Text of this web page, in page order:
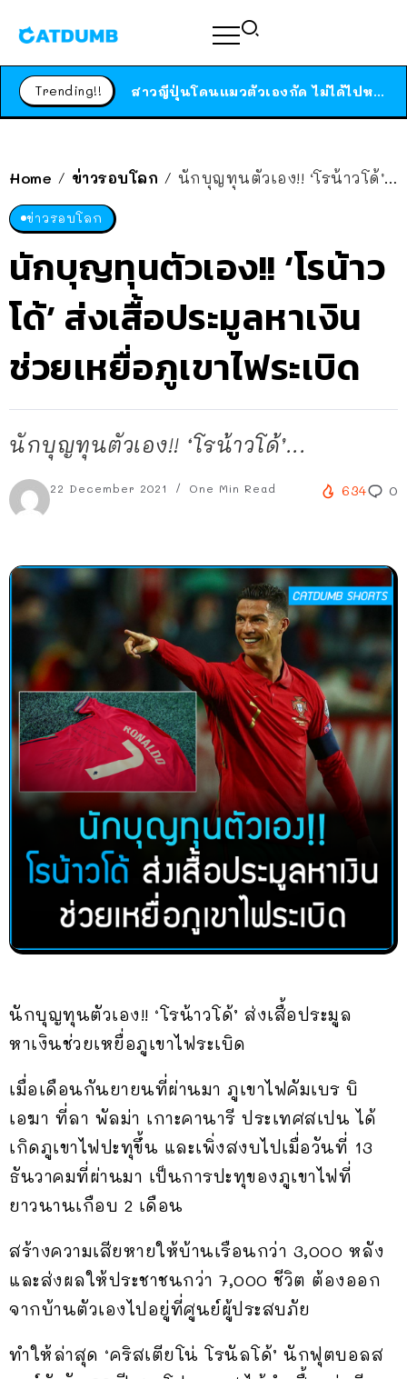
Trending!! ได้เวลาเด็กหนวดรวมตัว RF Online Next เปิดให้เล่นแล้ว เกม Sci-Fi MMORPG ระดับตำนาน เล่นได้ทั้งมือถือและ PC
สาวญี่ปุ่นโดนแมวตัวเองกัด ไม่ได้ไปหาหมอตั้งแต่เนิ่นๆ สุดท้ายขาบวม กลายเป็นโรคเนื้อเน่า เตือนทาสแมวทั้งหลายให้ระวัง
Home / ข่าวรอบโลก / นักบุญทุนตัวเอง!! ‘โรน้าวโด้’ ส่งเสื้อประมูลหาเงินช่วยเหยื่อภูเขาไฟระเบิด
ข่าวรอบโลก
นักบุญทุนตัวเอง!! ‘โรน้าว
โด้’ ส่งเสื้อประมูลหาเงิน
ช่วยเหยื่อภูเขาไฟระเบิด
นักบุญทุนตัวเอง!! ‘โรน้าวโด้’...
22 December 2021 One Min Read 634 0
นักบุญทุนตัวเอง!! ‘โรน้าวโด้’ ส่งเสื้อประมูล
หาเงินช่วยเหยื่อภูเขาไฟระเบิด
เมื่อเดือนกันยายนที่ผ่านมา ภูเขาไฟคัมเบร บิ
เอฆา ที่ลา พัลม่า เกาะคานารี ประเทศสเปน ได้
เกิดภูเขาไฟปะทุขึ้น และเพิ่งสงบไปเมื่อวันที่ 13
ธันวาคมที่ผ่านมา เป็นการปะทุของภูเขาไฟที่
ยาวนานเกือบ 2 เดือน
สร้างความเสียหายให้บ้านเรือนกว่า 3,000 หลัง
และส่งผลให้ประชาชนกว่า 7,000 ชีวิต ต้องออก
จากบ้านตัวเองไปอยู่ที่ศูนย์ผู้ประสบภัย
ทำให้ล่าสุด ‘คริสเตียโน่ โรนัลโด้’ นักฟุตบอลส